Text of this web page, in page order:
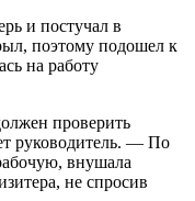
и постучал в
поэтому подошел к
на работу
проверить
руководитель. — По
внушала
не спросив